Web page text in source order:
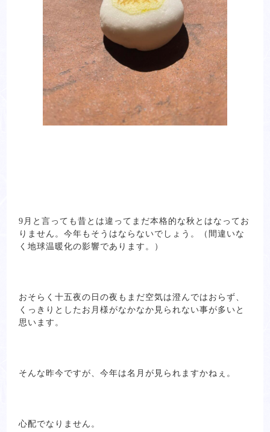
9月と言っても昔とは違ってまだ本格的な秋とはなってお
りません。今年もそうはならないでしょう。（間違いな
く地球温暖化の影響であります。）
おそらく十五夜の日の夜もまだ空気は澄んではおらず、
くっきりとしたお月様がなかなか見られない事が多いと
思います。
そんな昨今ですが、今年は名月が見られますかねぇ。
心配でなりません。